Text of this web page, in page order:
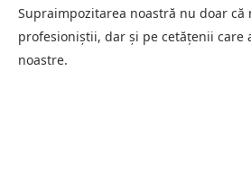
Supraimpozitarea noastră nu doar că
profesioniștii, dar și pe cetățenii care
noastre.